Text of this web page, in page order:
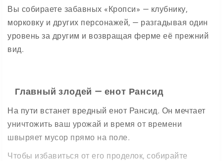
Вы собираете забавных «Кропси» — клубнику,
морковку и других персонажей, — разгадывая один
уровень за другим и возвращая ферме её прежний
вид.
Главный злодей — енот Рансид
На пути встанет вредный енот Рансид. Он мечтает
уничтожить ваш урожай и время от времени
швыряет мусор прямо на поле.
Чтобы избавиться от его проделок, собирайте